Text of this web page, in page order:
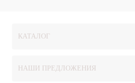
КАТАЛОГ
НАШИ ПРЕДЛОЖЕНИЯ